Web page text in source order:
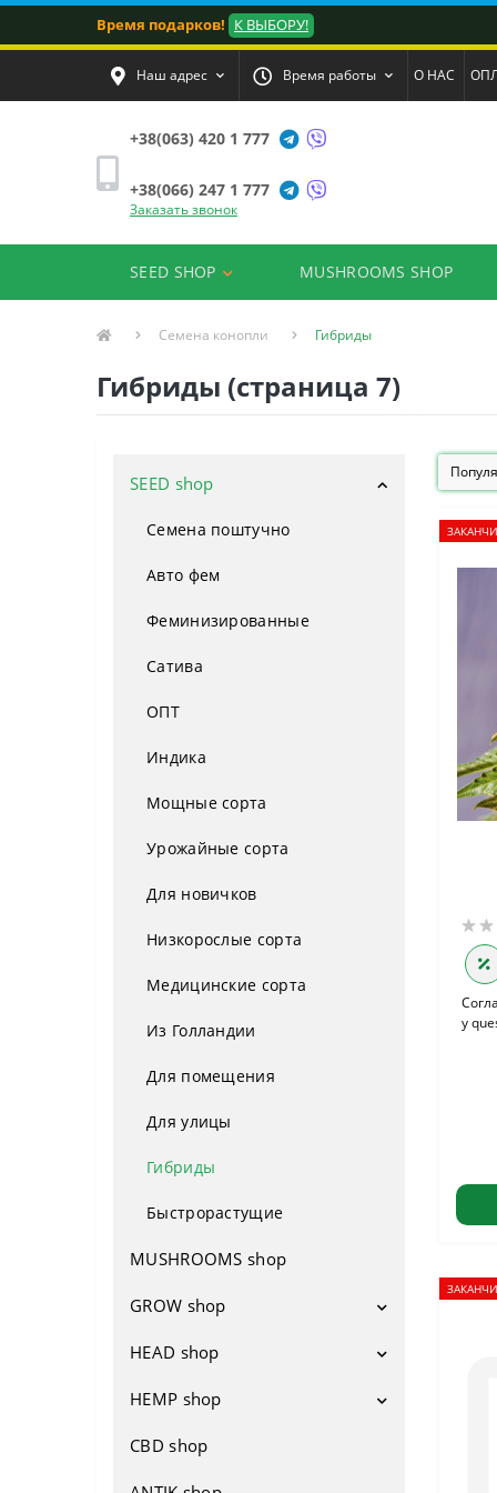
Время подарков! К ВЫБОРУ!
Наш адрес Время работы О НАС
+38(063) 420 1 777
+38(066) 247 1 777
Заказать звонок
SEED SHOP MUSHROOMS SHOP
Семена конопли Гибриды
Гибриды (страница 7)
SEED shop
Семена поштучно
Авто фем
Феминизированные
Сатива
ОПТ
Индика
Мощные сорта
Урожайные сорта
Для новичков
Низкорослые сорта
Медицинские сорта
Из Голландии
Для помещения
Для улицы
Гибриды
Быстрорастущие
MUSHROOMS shop
GROW shop
Гроубоксы
Вентиляция
Вентиляторы
Фильтры
Удобрения
Освещение
HEAD shop
Напасы
Бонги
HEMP shop
Атрибутика
CBD shop
y